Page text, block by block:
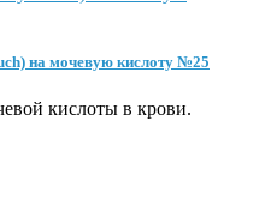
на мочевую кислоту №25
кислоты в крови.